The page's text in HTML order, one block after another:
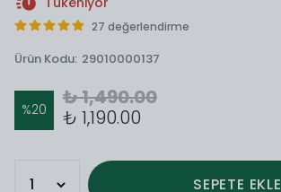
27 değerlendirme
Ürün Kodu: 29010000137
%20
₺ 1,490.00
₺ 1,190.00
SEPETE EKLE